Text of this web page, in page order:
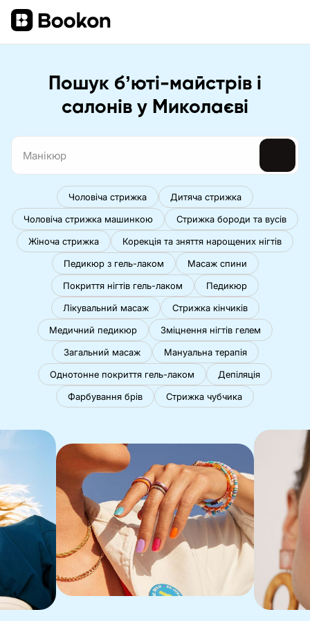
Пошук бʼюті-майстрів і
салонів у Миколаєві
Чоловіча стрижка
Дитяча стрижка
Чоловіча стрижка машинкою
Стрижка бороди та вусів
Жіноча стрижка
Корекція та зняття нарощених нігтів
Педикюр з гель-лаком
Масаж спини
Покриття нігтів гель-лаком
Педикюр
Лікувальний масаж
Стрижка кінчиків
Медичний педикюр
Зміцнення нігтів гелем
Загальний масаж
Мануальна терапія
Однотонне покриття гель-лаком
Депіляція
Фарбування брів
Стрижка чубчика